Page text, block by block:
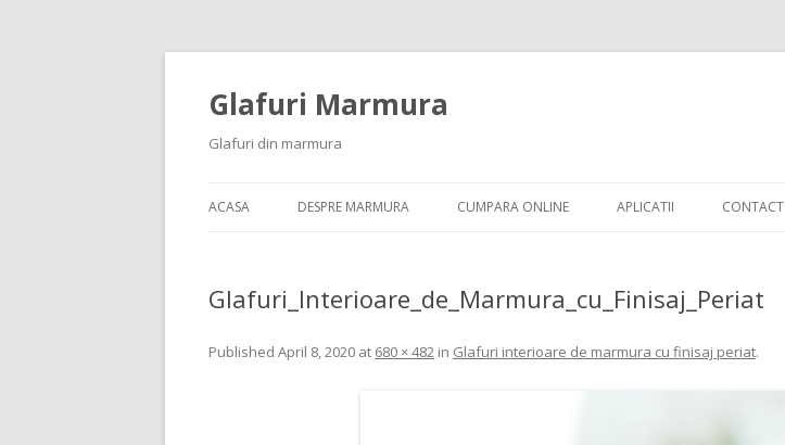
Glafuri Marmura
Glafuri din marmura
ACASA DESPRE MARMURA CUMPARA ONLINE APLICATII CONTACT
Glafuri_Interioare_de_Marmura_cu_Finisaj_Periat
Published April 8, 2020 at 680 × 482 in Glafuri interioare de marmura cu finisaj periat.